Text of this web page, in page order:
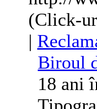
(Click-
|
Biroul
18 ani